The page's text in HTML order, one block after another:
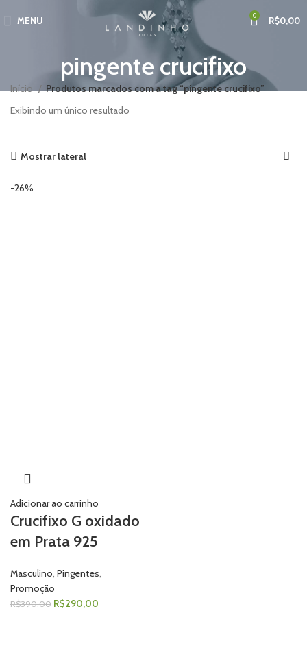
MENU 0 R$0,00
pingente crucifixo
Início
Produtos marcados com a tag “pingente crucifixo”
Exibindo um único resultado
Mostrar lateral
-26%
Adicionar ao carrinho
Crucifixo G oxidado
em Prata 925
Masculino, Pingentes,
Promoção
R$390,00 R$290,00